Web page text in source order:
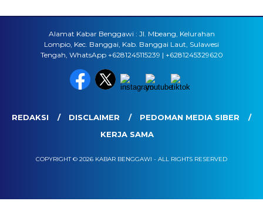
Alamat Kabar Benggawi : Jl. Mbeang, Kelurahan
Lompio, Kec. Banggai, Kab. Banggai Laut, Sulawesi
Tengah, WhatsApp +6281245115239 | +6281245329620
REDAKSI DISCLAIMER
PEDOMAN MEDIA SIBER
KERJA SAMA
COPYRIGHT © 2026 KABAR BENGGAWI - ALL RIGHTS RESERVED